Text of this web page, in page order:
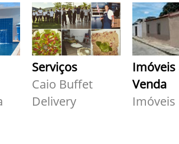
Serviços
Caio Buffet
Delivery
Imóveis
Venda
Imóveis